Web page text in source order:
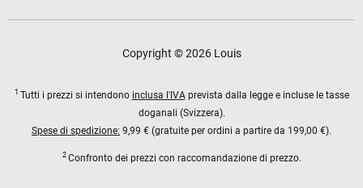
Copyright © 2026 Louis
1 Tutti i prezzi si intendono inclusa l'IVAprevista dalla legge e incluse le tasse
doganali (Svizzera).
Spese di spedizione: 9,99 € (gratuite per ordini a partire da 199,00 €).
2 Confronto dei prezzi con raccomandazione di prezzo.